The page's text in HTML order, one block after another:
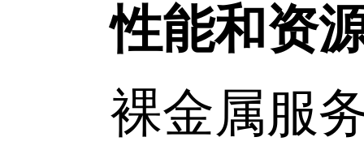
性能和资
裸金属服务